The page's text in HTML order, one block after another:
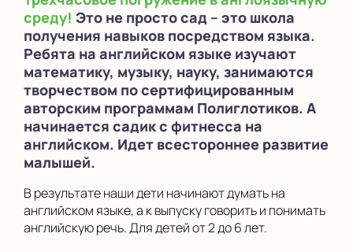
среду! Это не просто сад – это школа
получения навыков посредством языка.
Ребята на английском языке изучают
математику, музыку, науку, занимаются
творчеством по сертифицированным
авторским программам Полиглотиков. А
начинается садик с фитнесса на
английском. Идет всестороннее развитие
малышей.
В результате наши дети начинают думать на
английском языке, а к выпуску говорить и понимать
английскую речь. Для детей от 2 до 6 лет.